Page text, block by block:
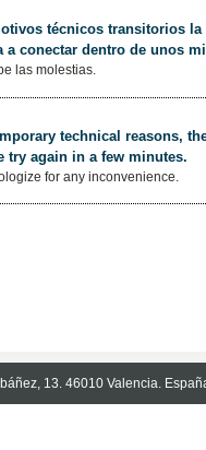
técnicos transitorios
a conectar dentro de unos
las molestias.
technical reasons,
try again in a few minutes.
for any inconvenience.
13. 46010 Valencia.